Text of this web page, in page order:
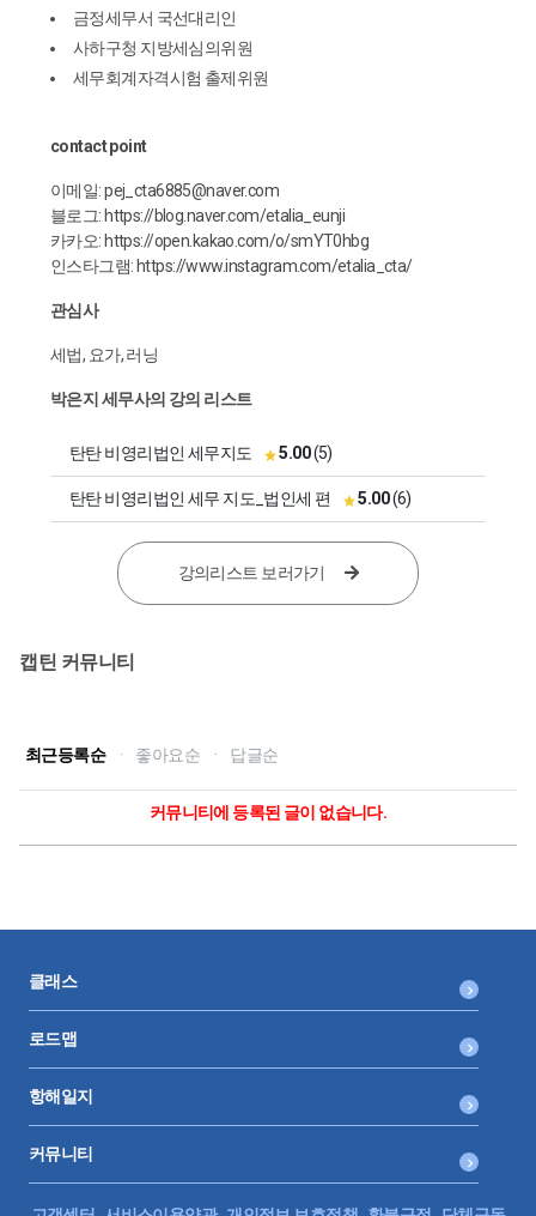
금정세무서 국선대리인
사하구청 지방세심의위원
세무회계자격시험 출제위원
contact point
이메일: pej_cta6885@naver.com
블로그: https://blog.naver.com/etalia_eunji
카카오: https://open.kakao.com/o/smYT0hbg
인스타그램: https://www.instagram.com/etalia_cta/
관심사
세법, 요가, 러닝
박은지 세무사의 강의 리스트
탄탄 비영리법인 세무지도 5.00(5)
탄탄 비영리법인 세무 지도_법인세 편 5.00(6)
강의리스트 보러가기
캡틴 커뮤니티
최근등록순 · 좋아요순 · 답글순
커뮤니티에 등록된 글이 없습니다.
클래스
로드맵
항해일지
커뮤니티